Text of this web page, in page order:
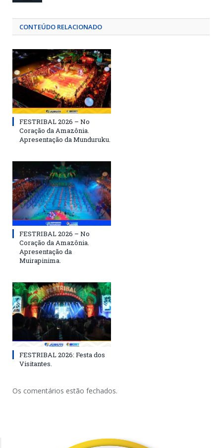
CONTEÚDO RELACIONADO
FESTRIBAL 2026 – No
Coração da Amazônia.
Apresentação da Munduruku.
FESTRIBAL 2026 – No
Coração da Amazônia.
Apresentação da
Muirapinima.
FESTRIBAL 2026: Festa dos
Visitantes.
Os comentários estão fechados.